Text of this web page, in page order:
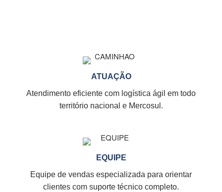
ATUAÇÃO
Atendimento eficiente com logística ágil em todo
território nacional e Mercosul.
EQUIPE
Equipe de vendas especializada para orientar
clientes com suporte técnico completo.